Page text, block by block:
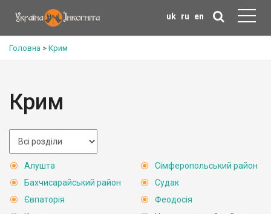
uk ru en
Головна > Крим
Крим
Алушта
Бахчисарайський район
Євпаторія
Сімферопольський район
Судак
Феодосія